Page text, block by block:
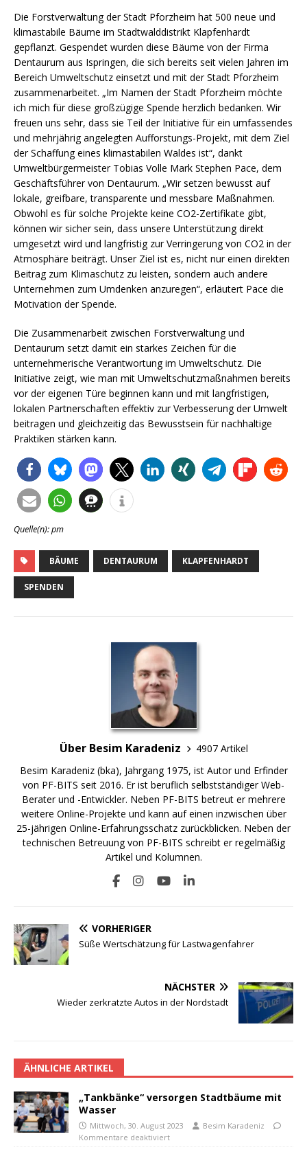
Die Forstverwaltung der Stadt Pforzheim hat 500 neue und
klimastabile Bäume im Stadtwalddistrikt Klapfenhardt
gepflanzt. Gespendet wurden diese Bäume von der Firma
Dentaurum aus Ispringen, die sich bereits seit vielen Jahren im
Bereich Umweltschutz einsetzt und mit der Stadt Pforzheim
zusammenarbeitet. „Im Namen der Stadt Pforzheim möchte
ich mich für diese großzügige Spende herzlich bedanken. Wir
freuen uns sehr, dass sie Teil der Initiative für ein umfassendes
und mehrjährig angelegten Aufforstungs-Projekt, mit dem Ziel
der Schaffung eines klimastabilen Waldes ist“, dankt
Umweltbürgermeister Tobias Volle Mark Stephen Pace, dem
Geschäftsführer von Dentaurum. „Wir setzen bewusst auf
lokale, greifbare, transparente und messbare Maßnahmen.
Obwohl es für solche Projekte keine CO2-Zertifikate gibt,
können wir sicher sein, dass unsere Unterstützung direkt
umgesetzt wird und langfristig zur Verringerung von CO2 in der
Atmosphäre beiträgt. Unser Ziel ist es, nicht nur einen direkten
Beitrag zum Klimaschutz zu leisten, sondern auch andere
Unternehmen zum Umdenken anzuregen“, erläutert Pace die
Motivation der Spende.
Die Zusammenarbeit zwischen Forstverwaltung und
Dentaurum setzt damit ein starkes Zeichen für die
unternehmerische Verantwortung im Umweltschutz. Die
Initiative zeigt, wie man mit Umweltschutzmaßnahmen bereits
vor der eigenen Türe beginnen kann und mit langfristigen,
lokalen Partnerschaften effektiv zur Verbesserung der Umwelt
beitragen und gleichzeitig das Bewusstsein für nachhaltige
Praktiken stärken kann.
Quelle(n): pm
BÄUME DENTAURUM KLAPFENHARDT
SPENDEN
Über Besim Karadeniz
4907 Artikel
Besim Karadeniz (bka), Jahrgang 1975, ist Autor und Erfinder
von PF-BITS seit 2016. Er ist beruflich selbstständiger Web-
Berater und -Entwickler. Neben PF-BITS betreut er mehrere
weitere Online-Projekte und kann auf einen inzwischen über
25-jährigen Online-Erfahrungsschatz zurückblicken. Neben der
technischen Betreuung von PF-BITS schreibt er regelmäßig
Artikel und Kolumnen.
VORHERIGER
Süße Wertschätzung für Lastwagenfahrer
NÄCHSTER
Wieder zerkratzte Autos in der Nordstadt
ÄHNLICHE ARTIKEL
„Tankbänke“ versorgen Stadtbäume mit
Wasser
Mittwoch, 30. August 2023
Besim Karadeniz
Kommentare deaktiviert